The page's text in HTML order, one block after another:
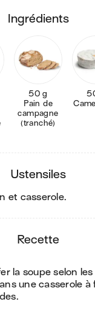
ingrédients
50 g
Pain de
campagne
(tranché)
ustensiles
et casserole.
recette
la soupe selon
une casserole à